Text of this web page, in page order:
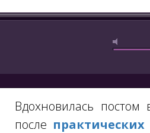
Вдохновилась
после